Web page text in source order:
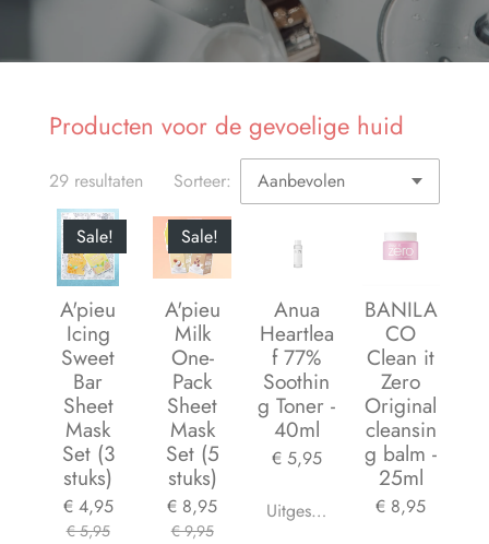
Producten voor de gevoelige huid
29 resultaten Sorteer:
Sale!
A'pieu
Icing
Sweet
Bar
Sheet
Mask
Set (3
stuks)
€ 4,95
€ 5,95
Sale!
A'pieu
Milk
One-
Pack
Sheet
Mask
Set (5
stuks)
€ 8,95
€ 9,95
Anua
Heartlea
f 77%
Soothin
g Toner -
40ml
€ 5,95
Uitgeschakeld
BANILA
CO
Clean it
Zero
Original
cleansin
g balm -
25ml
€ 8,95